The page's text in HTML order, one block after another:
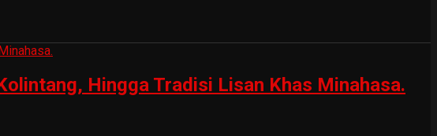
Hingga Tradisi Lisan Khas Minahasa.